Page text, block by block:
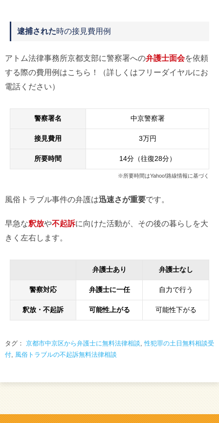
逮捕された時の接見費用例
アトム法律事務所京都支部に警察署への弁護士面会を依頼
する際の費用例はこちら！（詳しくはフリーダイヤルにお
電話ください）
警察署名 中京警察署
接見費用 3万円
所要時間 14分（往復28分）
※所要時間はYahoo!路線情報に基づく
風俗トラブル事件の弁護は迅速さが重要です。
早急な釈放や不起訴に向けた活動が、その後の暮らしを大
きく左右します。
弁護士あり 弁護士なし
警察対応 弁護士に一任 自力で行う
釈放・不起訴 可能性上がる 可能性下がる
タグ： 京都市中京区から弁護士に無料法律相談,性犯罪の土日無料相談受
付, 風俗トラブルの不起訴無料法律相談